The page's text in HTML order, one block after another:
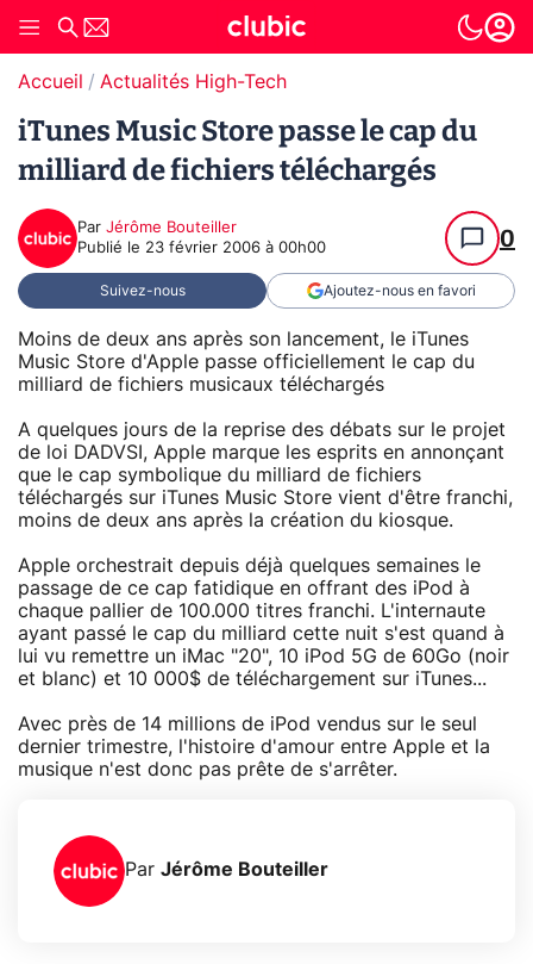
Accueil Actualités High-Tech
iTunes Music Store passe le cap du
milliard de fichiers téléchargés
Par Jérôme Bouteiller
Publié le 23 février 2006 à 00h00 0
Suivez-nous Ajoutez-nous en favori
Moins de deux ans après son lancement, le iTunes
Music Store d'Apple passe officiellement le cap du
milliard de fichiers musicaux téléchargés
A quelques jours de la reprise des débats sur le projet
de loi DADVSI, Apple marque les esprits en annonçant
que le cap symbolique du milliard de fichiers
téléchargés sur iTunes Music Store vient d'être franchi,
moins de deux ans après la création du kiosque.
Apple orchestrait depuis déjà quelques semaines le
passage de ce cap fatidique en offrant des iPod à
chaque pallier de 100.000 titres franchi. L'internaute
ayant passé le cap du milliard cette nuit s'est quand à
lui vu remettre un iMac "20", 10 iPod 5G de 60Go (noir
et blanc) et 10 000$ de téléchargement sur iTunes...
Avec près de 14 millions de iPod vendus sur le seul
dernier trimestre, l'histoire d'amour entre Apple et la
musique n'est donc pas prête de s'arrêter.
Par Jérôme Bouteiller